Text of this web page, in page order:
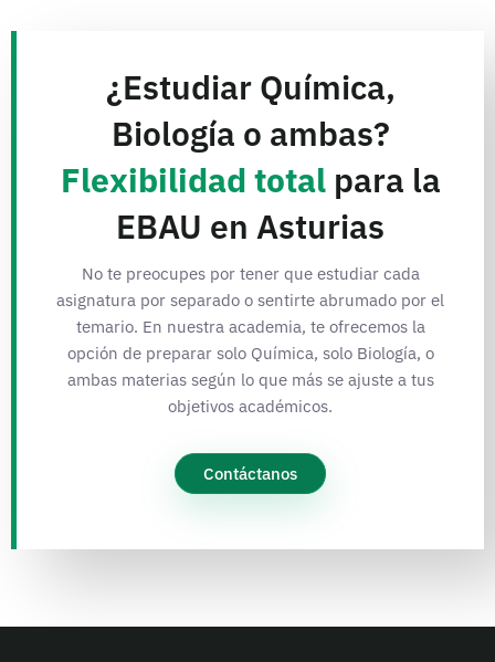
¿Estudiar Química,
Biología o ambas?
Flexibilidad totalpara la
EBAU en Asturias
No te preocupes por tener que estudiar cada
asignatura por separado o sentirte abrumado por el
temario. En nuestra academia, te ofrecemos la
opción de preparar solo Química, solo Biología, o
ambas materias según lo que más se ajuste a tus
objetivos académicos.
Contáctanos